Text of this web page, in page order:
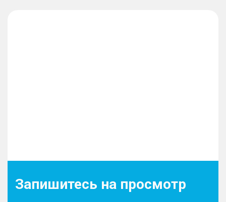
Запишитесь на просмотр